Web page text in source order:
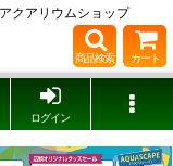
クアリウムショップ
商品検索 カート
ログイン